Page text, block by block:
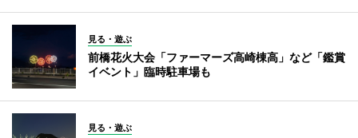
見る・遊ぶ
前橋花火大会「ファーマーズ高崎棟高」など「鑑賞
イベント」臨時駐車場も
見る・遊ぶ